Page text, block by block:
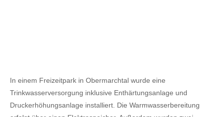
In einem Freizeitpark in Obermarchtal wurde eine
Trinkwasserversorgung inklusive Enthärtungsanlage und
Druckerhöhungsanlage installiert. Die Warmwasserbereitung